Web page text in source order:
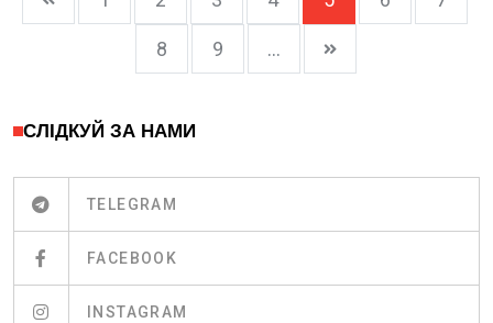
8 9 ...
СЛІДКУЙ ЗА НАМИ
TELEGRAM
FACEBOOK
INSTAGRAM